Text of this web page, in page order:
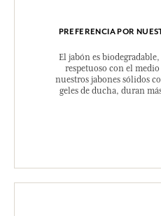
PREFERENCIA POR
El jabón es
respetuoso con el
nuestros jabones sólidos
geles de ducha, duran